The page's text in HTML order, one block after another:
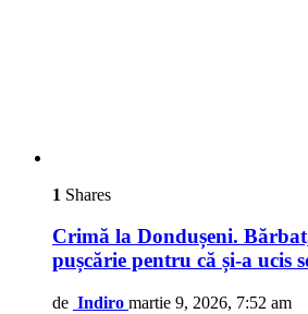
1 Shares
Crimă la Dondușeni.
pușcărie pentru că și-a ucis
de Indiro martie 9, 2026, 7:52 am